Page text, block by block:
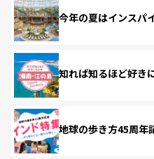
今年の夏はインスパ
知れば知るほど好き
地球の歩き方45周年